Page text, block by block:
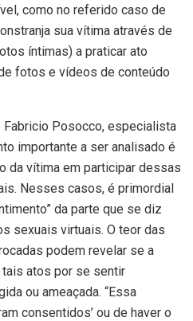
como no referido caso de
sua vítima através de
íntimas) a praticar ato
fotos e vídeos de conteúdo
Fabricio Posocco, especialista
importante a ser analisado é
da vítima em participar dessas
Nesses casos, é primordial
da parte que se diz
sexuais virtuais. O teor das
podem revelar se a
atos por se sentir
ou ameaçada. “Essa
consentidos’ ou de haver o